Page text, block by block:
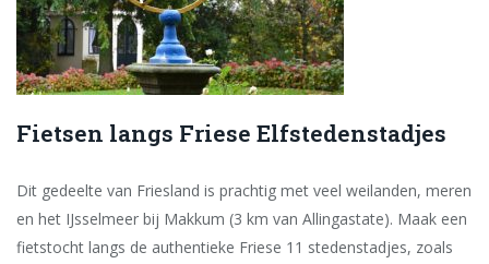
Fietsen langs Friese Elfstedenstadjes
Dit gedeelte van Friesland is prachtig met veel weilanden, meren
en het IJsselmeer bij Makkum (3 km van Allingastate). Maak een
fietstocht langs de authentieke Friese 11 stedenstadjes, zoals